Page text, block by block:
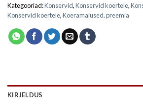
Kategooriad:Konservid,Konservid koertele,
Konservid koertele,Koeramaiused, preemia
KIRJELDUS